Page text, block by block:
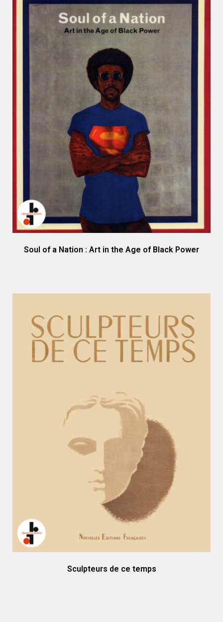
Soul of a Nation : Art in the Age of Black Power
Sculpteurs de ce temps